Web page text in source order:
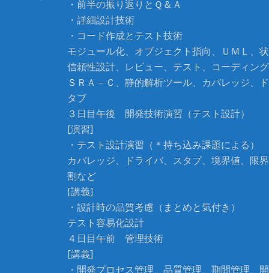
・前半の振り返りとＱ＆Ａ
・詳細設計技術
・コード作成とテスト技術
モジュール化、オブジェクト指向、ＵＭＬ、
信頼性設計、レビュー、テスト、コーディン
ＳＲＡ－Ｃ、静的解析ツール、カバレッジ、
タブ
３日目午後 開発技術演習（テスト設計）
[演習]
・テスト設計演習（＊持ち込み課題による）
カバレッジ、ドライバ、スタブ、境界値、限
割など
[講義]
・設計時の品質考慮（まとめと気付き）
テスト容易化設計
４日目午前 管理技術
[講義]
・開発プロセス管理、品質管理、期間管理、